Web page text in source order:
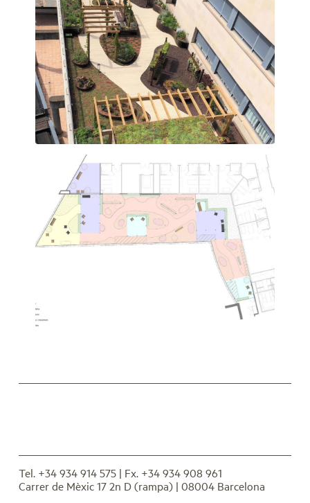
Tel. +34 934 914 575| Fx. +34 934 908 961
Carrer de Mèxic 17 2n D (rampa) | 08004 Barcelona